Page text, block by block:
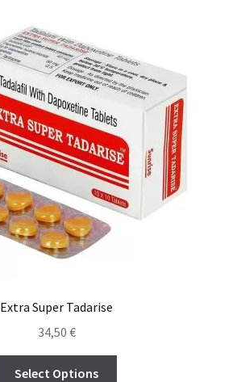
Extra Super Tadarise
34,50 €
Select Options